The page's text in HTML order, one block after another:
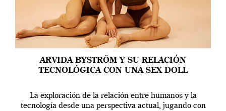
ARVIDA BYSTRÖM Y SU RELACIÓN
TECNOLÓGICA CON UNA SEX DOLL
La exploración de la relación entre humanos y la
tecnología desde una perspectiva actual, jugando con